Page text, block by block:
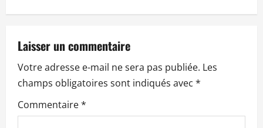
t
i
o
n
d
Laisser un commentaire
Votre adresse e-mail ne sera pas publiée. Les
champs obligatoires sont indiqués avec *
Commentaire*